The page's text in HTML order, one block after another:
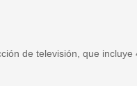
de televisión, que incluye